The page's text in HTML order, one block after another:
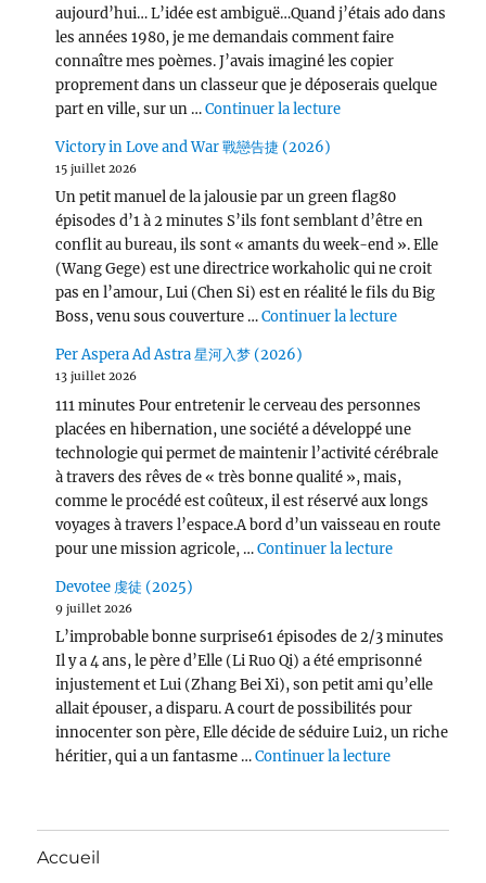
aujourd’hui… L’idée est ambiguë…Quand j’étais ado dans
les années 1980, je me demandais comment faire
connaître mes poèmes. J’avais imaginé les copier
proprement dans un classeur que je déposerais quelque
part en ville, sur un …Continuer la lecturede « Wang Chu Ran
Victory in Love and War 戰戀告捷 (2026)
15 juillet 2026
Un petit manuel de la jalousie par un green flag80
épisodes d’1 à 2 minutes S’ils font semblant d’être en
conflit au bureau, ils sont « amants du week-end ». Elle
(Wang Gege) est une directrice workaholic qui ne croit
pas en l’amour, Lui (Chen Si) est en réalité le fils du Big
Boss, venu sous couverture …Continuer la lecturede « Victory
Per Aspera Ad Astra 星河入梦 (2026)
13 juillet 2026
111 minutes Pour entretenir le cerveau des personnes
placées en hibernation, une société a développé une
technologie qui permet de maintenir l’activité cérébrale
à travers des rêves de « très bonne qualité », mais,
comme le procédé est coûteux, il est réservé aux longs
voyages à travers l’espace.A bord d’un vaisseau en route
pour une mission agricole, …Continuer la lecturede « Per
Devotee 虔徒 (2025)
9 juillet 2026
L’improbable bonne surprise61 épisodes de 2/3 minutes
Il y a 4 ans, le père d’Elle (Li Ruo Qi) a été emprisonné
injustement et Lui (Zhang Bei Xi), son petit ami qu’elle
allait épouser, a disparu. A court de possibilités pour
innocenter son père, Elle décide de séduire Lui2, un riche
héritier, qui a un fantasme …Continuer la lecturede « Devotee
Accueil